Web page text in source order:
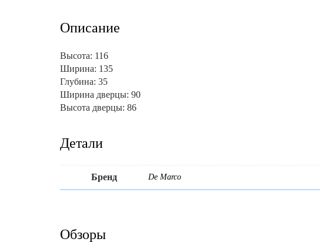
Описание
Высота: 116
Ширина: 135
Глубина: 35
Ширина дверцы: 90
Высота дверцы: 86
Детали
Бренд De Marco
Обзоры